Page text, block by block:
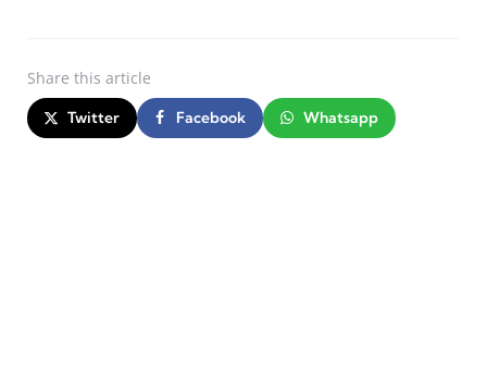
Share this article
Twitter Facebook Whatsapp